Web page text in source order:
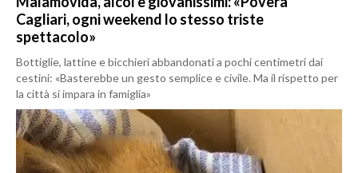
Cagliari, ogni weekend lo stesso triste
spettacolo»
Bottiglie, lattine e bicchieri abbandonati a pochi centimetri dai
cestini: «Basterebbe un gesto semplice e civile. Ma il rispetto per
la città si impara in famiglia»